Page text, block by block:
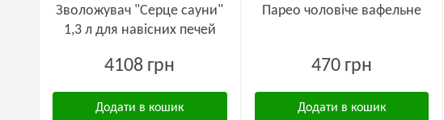
Зволожувач "Серце сауни"
1,3 л для навісних печей
4108 грн
Додати в кошик
Парео чоловіче вафельне
470 грн
Додати в кошик